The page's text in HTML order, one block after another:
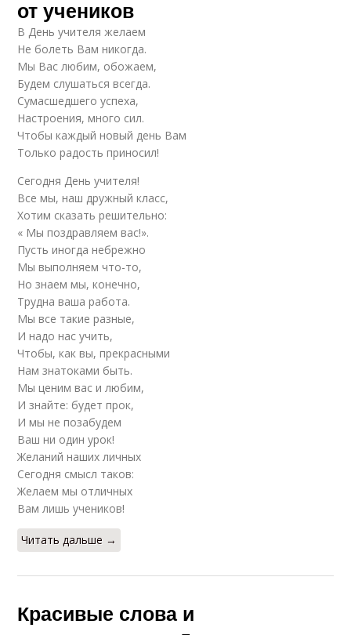
от учеников
В День учителя желаем
Не болеть Вам никогда.
Мы Вас любим, обожаем,
Будем слушаться всегда.
Сумасшедшего успеха,
Настроения, много сил.
Чтобы каждый новый день Вам
Только радость приносил!
Сегодня День учителя!
Все мы, наш дружный класс,
Хотим сказать решительно:
« Мы поздравляем вас!».
Пусть иногда небрежно
Мы выполняем что-то,
Но знаем мы, конечно,
Трудна ваша работа.
Мы все такие разные,
И надо нас учить,
Чтобы, как вы, прекрасными
Нам знатоками быть.
Мы ценим вас и любим,
И знайте: будет прок,
И мы не позабудем
Ваш ни один урок!
Желаний наших личных
Сегодня смысл таков:
Желаем мы отличных
Вам лишь учеников!
Читать дальше →
Красивые слова и